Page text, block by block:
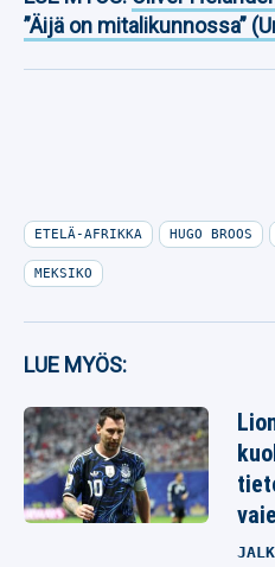
”Äijä on mitalikunnossa”
ETELÄ-AFRIKKA HUGO BROOS
MEKSIKO
LUE MYÖS: